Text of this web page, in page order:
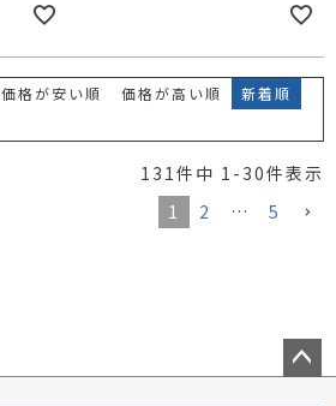
価格が安い順 価格が高い順
新着順
131 件中 1 - 30件表示
1
2 … 5